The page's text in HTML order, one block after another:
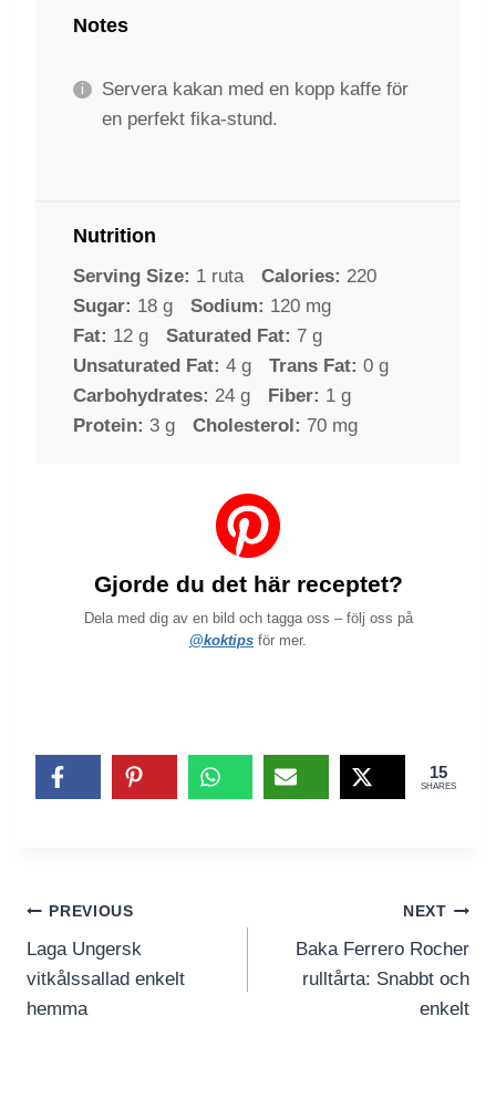
Notes
Servera kakan med en kopp kaffe för
en perfekt fika-stund.
Nutrition
Serving Size: 1 ruta Calories: 220
Sugar: 18 g Sodium: 120 mg
Fat: 12 g Saturated Fat: 7 g
Unsaturated Fat: 4 g Trans Fat: 0 g
Carbohydrates: 24 g Fiber: 1 g
Protein: 3 g Cholesterol: 70 mg
Gjorde du det här receptet?
Dela med dig av en bild och tagga oss – följ oss på
@koktips för mer.
15
SHARES
Inläggsnavigering
PREVIOUS
Laga Ungersk
vitkålssallad enkelt
hemma
NEXT
Baka Ferrero Rocher
rulltårta: Snabbt och
enkelt